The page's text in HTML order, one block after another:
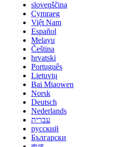
slovenščina
Cymraeg
Việt Nam
Español
Melayu
Čeština
hrvatski
Português
Lietuvių
Bai Miaowen
Norsk
Deutsch
Nederlands
עברית
русский
Български